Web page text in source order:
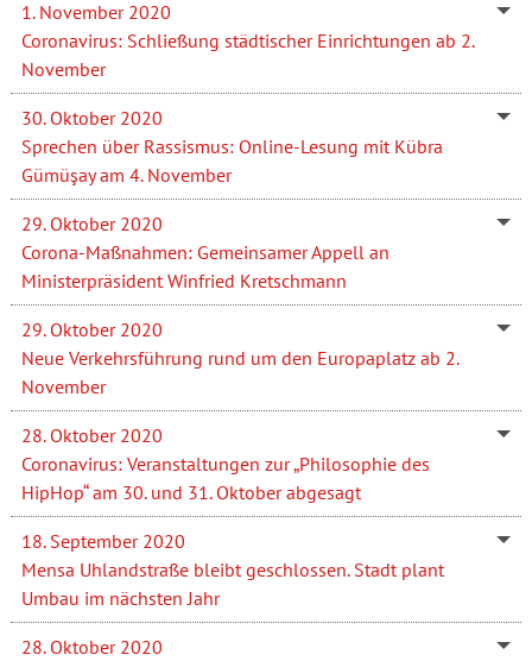
1. November 2020
Coronavirus: Schließung städtischer Einrichtungen ab 2.
November
30. Oktober 2020
Sprechen über Rassismus: Online-Lesung mit Kübra
Gümüşay am 4. November
29. Oktober 2020
Corona-Maßnahmen: Gemeinsamer Appell an
Ministerpräsident Winfried Kretschmann
29. Oktober 2020
Neue Verkehrsführung rund um den Europaplatz ab 2.
November
28. Oktober 2020
Coronavirus: Veranstaltungen zur „Philosophie des
HipHop“ am 30. und 31. Oktober abgesagt
18. September 2020
Mensa Uhlandstraße bleibt geschlossen. Stadt plant
Umbau im nächsten Jahr
28. Oktober 2020